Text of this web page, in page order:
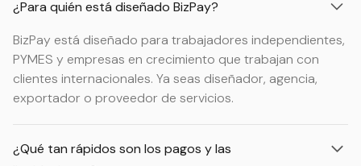
¿Para quién está diseñado BizPay?
BizPay está diseñado para trabajadores independientes,
PYMES y empresas en crecimiento que trabajan con
clientes internacionales. Ya seas diseñador, agencia,
exportador o proveedor de servicios.
¿Qué tan rápidos son los pagos y las